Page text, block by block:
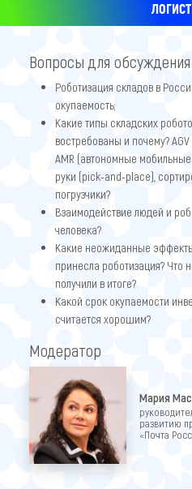
Вопросы для обсуждения
Роботизация складов в
окупаемость;
Какие типы складских
востребованы и почему?
AMR (автономные
руки (pick-and-place),
погрузчики?
Взаимодействие людей и
человека?
Какие неожиданные
принесла роботизация? Что
получили в итоге?
Какой срок окупаемости
считается хорошим?
Модератор
Мария
развитию
«Почта